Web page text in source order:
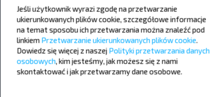
Kraków - Katowice lotnisko
Katowice - Kraków
Kraków - Katowice
Kraków - Zakopane
Płock - Warszawa
Kołobrzeg - Sianożęty
Katowice - Krynica-Zdrój
Olecko - Suwałki
Warszawa - Mszczonow
Lublin - Warszawa
Kołobrzeg - Niechorze
Kamien Pomorski - Pobierowo
Katowice - Zawoja
Zakopane - Kraków
Warszawa - Iwonicz-Zdroj
Wadowice - Katowice
Jeśli użytkownik wyrazi zgodę na przetwarzanie
ukierunkowanych plików cookie, szczegółowe informacje
na temat sposobu ich przetwarzania można znaleźć pod
linkiem Przetwarzanie ukierunkowanych plików cookie.
Dowiedz się więcej z naszej Polityki przetwarzania danych
osobowych, kim jesteśmy, jak możesz się z nami
skontaktować i jak przetwarzamy dane osobowe.